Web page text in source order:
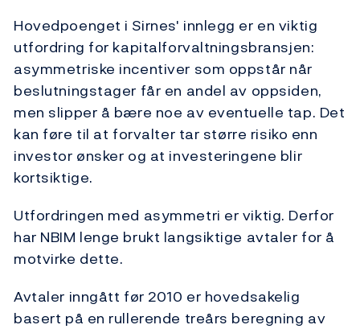
Hovedpoenget i Sirnes' innlegg er en viktig
utfordring for kapitalforvaltningsbransjen:
asymmetriske incentiver som oppstår når
beslutningstager får en andel av oppsiden,
men slipper å bære noe av eventuelle tap. Det
kan føre til at forvalter tar større risiko enn
investor ønsker og at investeringene blir
kortsiktige.
Utfordringen med asymmetri er viktig. Derfor
har NBIM lenge brukt langsiktige avtaler for å
motvirke dette.
Avtaler inngått før 2010 er hovedsakelig
basert på en rullerende treårs beregning av